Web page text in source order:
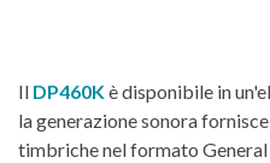
Il DP460Kè disponibile in
la generazione sonora
timbriche nel formato